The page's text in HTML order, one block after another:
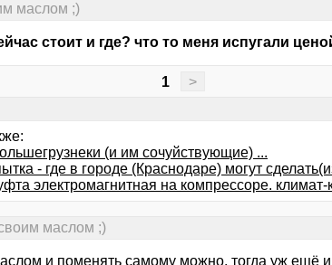
маслом ;)
стоит и где? что то меня испугали
1 >
(и им сочуйствующие) ...
- где в городе (Краснодаре) могут
электромагнитная на компрессоре. климат-
маслом ;)
и поменять самому можно. тогда уж ещё